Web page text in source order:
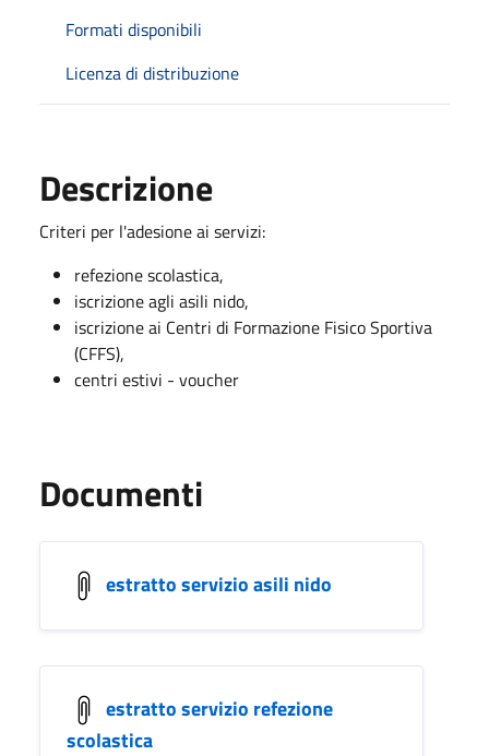
Formati disponibili
Licenza di distribuzione
Descrizione
Criteri per l'adesione ai servizi:
refezione scolastica,
iscrizione agli asili nido,
iscrizione ai Centri di Formazione Fisico Sportiva
(CFFS),
centri estivi - voucher
Documenti
estratto servizio asili nido
estratto servizio refezione
scolastica